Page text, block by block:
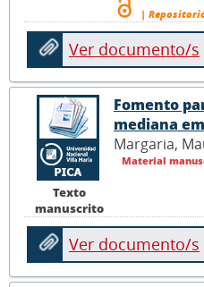
|
Ver documento/s
Texto
manuscrito
Fomento
mediana
Margaria,
Material
Ver documento/s